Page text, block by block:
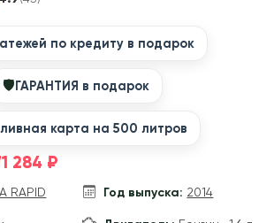
по кредиту в подарок
🛡ГАРАНТИЯ в подарок
карта на 500 литров
284 ₽
RAPID Год выпуска: 2014